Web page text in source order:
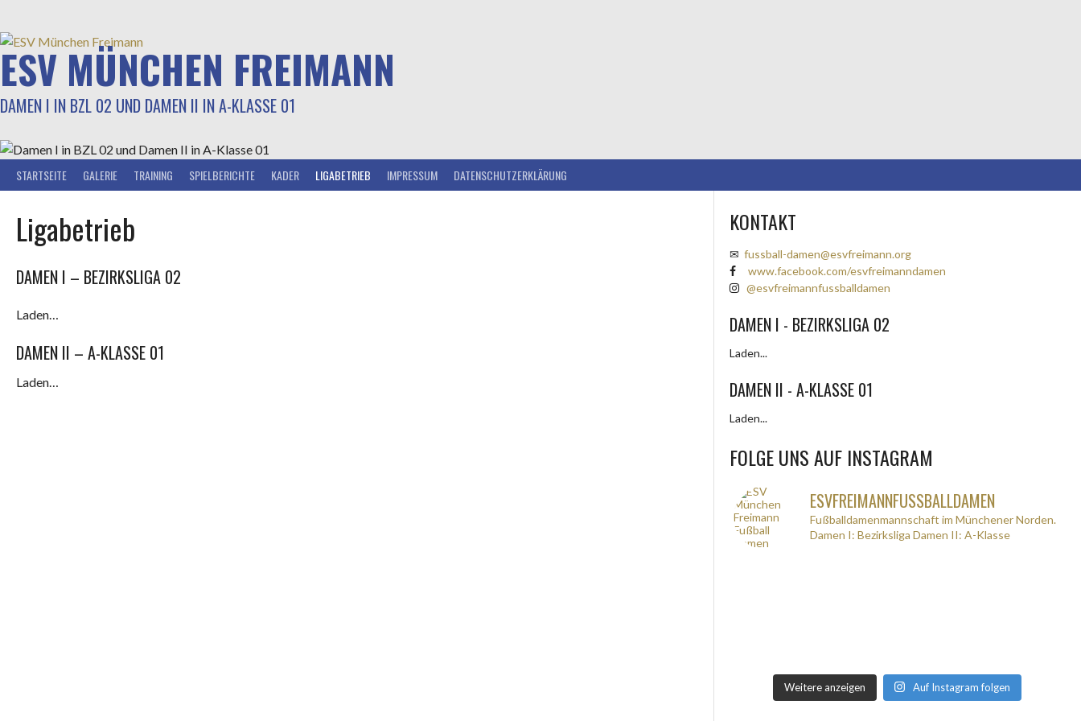
Inhalt
ESV MÜNCHEN FREIMANN
DAMEN I IN BZL 02 UND DAMEN II IN A-KLASSE 01
STARTSEITE GALERIE TRAINING SPIELBERICHTE KADER LIGABETRIEB IMPRESSUM DATENSCHUTZERKLÄRUNG
Ligabetrieb
DAMEN I – BEZIRKSLIGA 02
Laden…
DAMEN II – A-KLASSE 01
Laden…
KONTAKT
✉fussball-damen@esvfreimann.org
www.facebook.com/esvfreimanndamen
@esvfreimannfussballdamen
DAMEN I - BEZIRKSLIGA 02
Laden...
DAMEN II - A-KLASSE 01
Laden...
FOLGE UNS AUF INSTAGRAM
ESVFREIMANNFUSSBALLDAMEN
Fußballdamenmannschaft im Münchener Norden.
Damen I: Bezirksliga Damen II: A-Klasse
Weitere anzeigen Auf Instagram folgen